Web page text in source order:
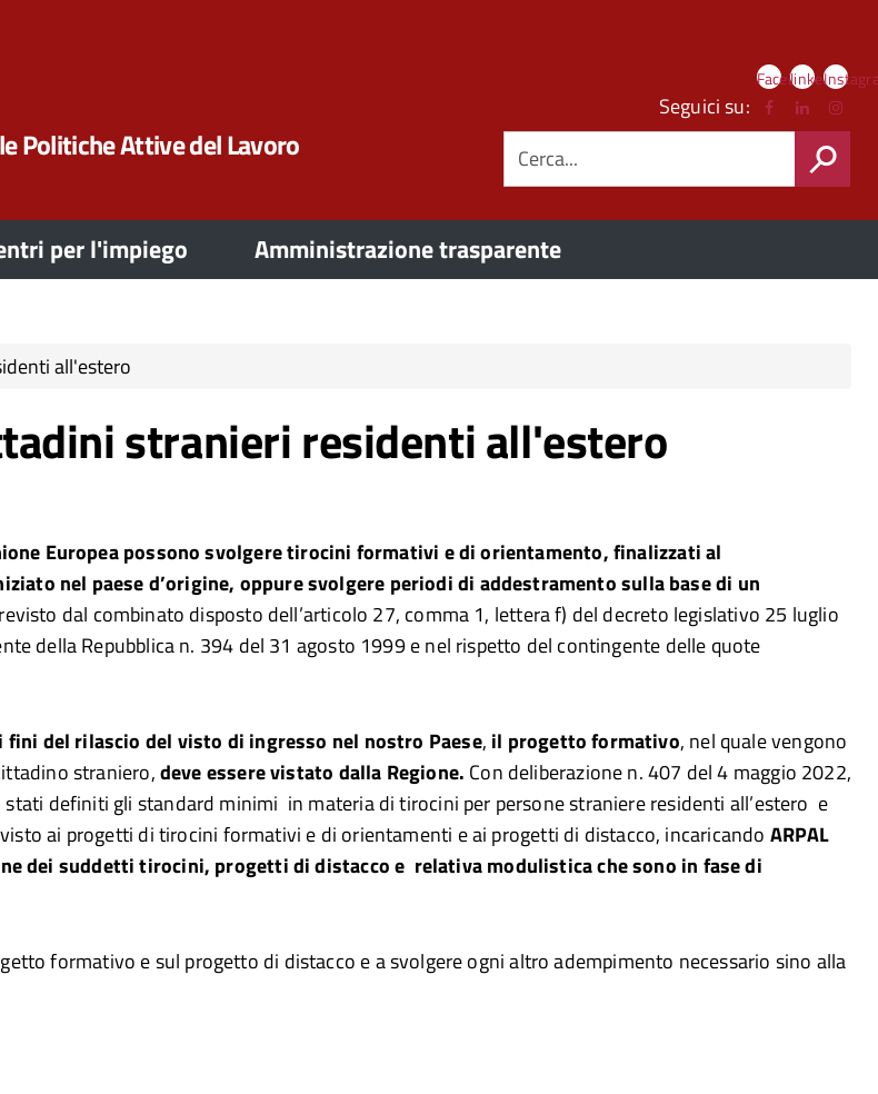
Politiche Attive del Lavoro
Seguici su:
Facebook
linkedIn
per l'impiego Amministrazione trasparente
all'estero
stranieri residenti all'estero
Europea possono svolgere tirocini formativi e di orientamento, finalizzati al
nel paese d’origine, oppure svolgere periodi di addestramento sulla base di un
dal combinato disposto dell’articolo 27, comma 1, lettera f) del decreto legislativo 25 luglio
della Repubblica n. 394 del 31 agosto 1999 e nel rispetto del contingente delle quote
fini del rilascio del visto di ingresso nel nostro Paese, il progetto formativo, nel quale vengono
straniero,deve essere vistato dalla Regione. Con deliberazione n. 407 del 4 maggio 2022,
stati definiti gli standard minimi in materia di tirocini per persone straniere residenti all’estero e
ai progetti di tirocini formativi e di orientamenti e ai progetti di distacco, incaricando ARPAL
dei suddetti tirocini, progetti di distacco e relativa modulistica che sono in fase di
formativo e sul progetto di distacco e a svolgere ogni altro adempimento necessario sino alla